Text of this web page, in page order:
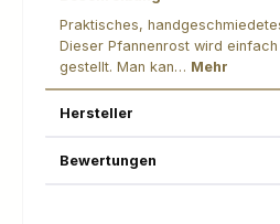
Praktisches,
Dieser Pfannenrost wird
gestellt. Man kan… Mehr
Hersteller
Bewertungen